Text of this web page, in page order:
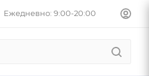
Ежедневно: 9:00-20:00